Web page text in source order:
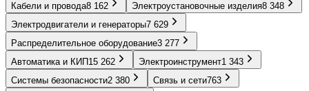
Кабели и провода8 162 Электроустановочные изделия8 348
Электродвигатели и генераторы7 629
Распределительное оборудование3 277
Автоматика и КИП 15 262 Электроинструмент1 343
Системы безопасности2 380 Связь и сети763